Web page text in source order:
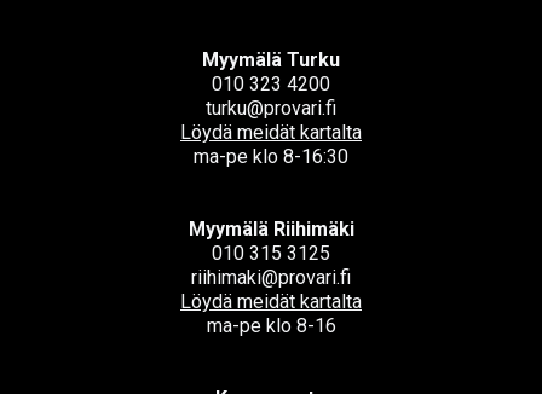
Myymälä Turku
010 323 4200
turku@provari.fi
Löydä meidät kartalta
ma-pe klo 8-16:30
Myymälä Riihimäki
010 315 3125
riihimaki@provari.fi
Löydä meidät kartalta
ma-pe klo 8-16